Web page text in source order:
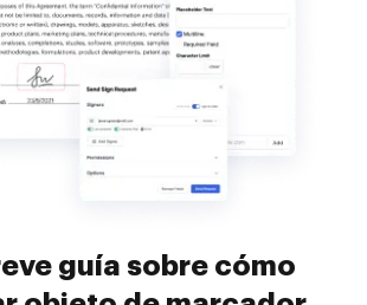
guía sobre cómo